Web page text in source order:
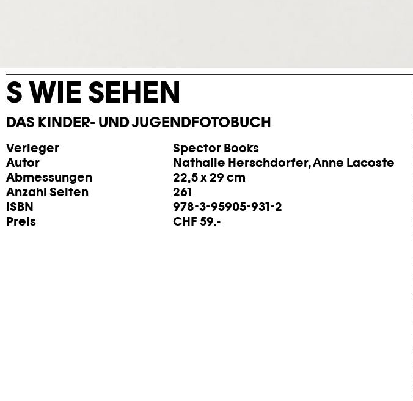
S WIE SEHEN
DAS KINDER- UND JUGENDFOTOBUCH
Verleger
Spector Books
Autor
Nathalie Herschdorfer, Anne Lacoste
Abmessungen
22,5 x 29 cm
Anzahl Seiten
261
ISBN
978-3-95905-931-2
Preis
CHF 59.-